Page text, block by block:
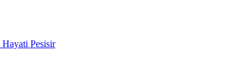
Pesisir